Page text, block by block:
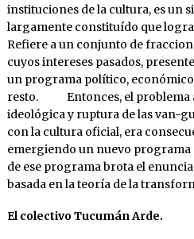
instituciones de la cultura, es un
largamente constituído que
Refiere a un conjunto de
cuyos intereses pasados,
un programa político,
resto. Entonces, el problema
ideológica y ruptura de las van-
con la cultura oficial, era
emergiendo un nuevo programa
de ese programa brota el
basada en la teoría de la
El colectivo Tucumán Arde.